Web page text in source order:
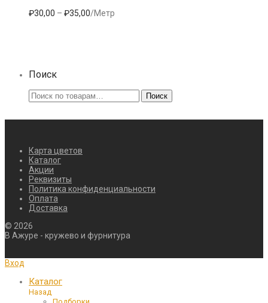
₽30,00 – ₽35,00/Метр
Поиск
Искать: Поиск
Карта цветов
Каталог
Акции
Реквизиты
Политика конфиденциальности
Оплата
Доставка
© 2026
В Ажуре - кружево и фурнитура
Вход
Каталог
Назад